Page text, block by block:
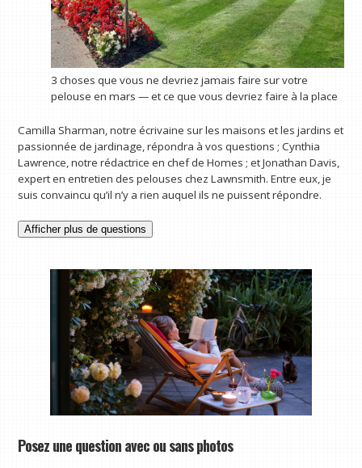
3 choses que vous ne devriez jamais faire sur votre
pelouse en mars — et ce que vous devriez faire à la place
Camilla Sharman, notre écrivaine sur les maisons et les jardins et
passionnée de jardinage, répondra à vos questions ; Cynthia
Lawrence, notre rédactrice en chef de Homes ; et Jonathan Davis,
expert en entretien des pelouses chez Lawnsmith. Entre eux, je
suis convaincu qu’il n’y a rien auquel ils ne puissent répondre.
Afficher plus de questions
Posez une question avec ou sans photos